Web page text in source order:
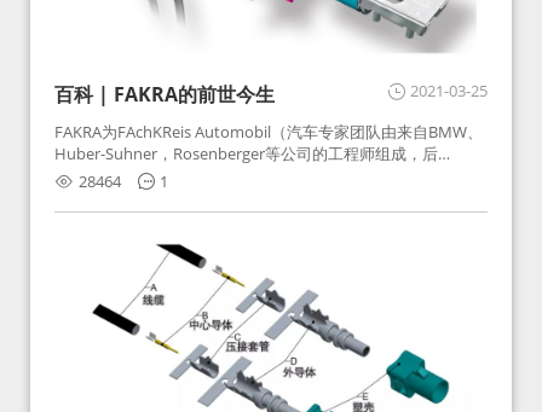
2021-03-25
百科 | FAKRA的前世今生
FAKRA为FAchKReis Automobil（汽车专家团队由来自BMW、
Huber-Suhner，Rosenberger等公司的工程师组成，后
Huber-Suhner相关连接器业务及技术在2010年并入
Rosenberger）缩写。起初为BMW需求用于车载收音机天线连
接，如今FAKRA已成为汽车行业通用标准的射频连接器，被业
28464 1